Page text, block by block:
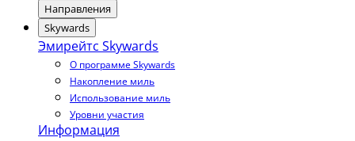
Направления
Skywards
Эмирейтс Skywards
О программе Skywards
Накопление миль
Использование миль
Уровни участия
Информация